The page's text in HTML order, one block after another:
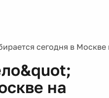
сегодня в Москве
на